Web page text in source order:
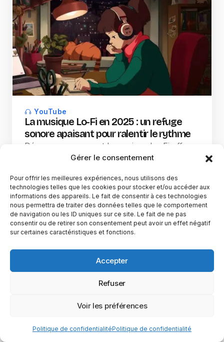
Gérer le consentement
Pour offrir les meilleures expériences, nous utilisons des
technologies telles que les cookies pour stocker et/ou accéder aux
informations des appareils. Le fait de consentir à ces technologies
nous permettra de traiter des données telles que le comportement
de navigation ou les ID uniques sur ce site. Le fait de ne pas
consentir ou de retirer son consentement peut avoir un effet négatif
sur certaines caractéristiques et fonctions.
Accepter
Refuser
Voir les préférences
Politique de confidentialitéPolitique de confidentialité
YouTube
La musique Lo-Fi en 2025 : un refuge
sonore apaisant pour ralentir le rythme
Découvrez comment la musique Lo-Fi offre
une atmosphère apaisante, parfaite pour se
Maxence Rose 21 juillet 2025
YubiGeek est un média français dédié aux nouvelles